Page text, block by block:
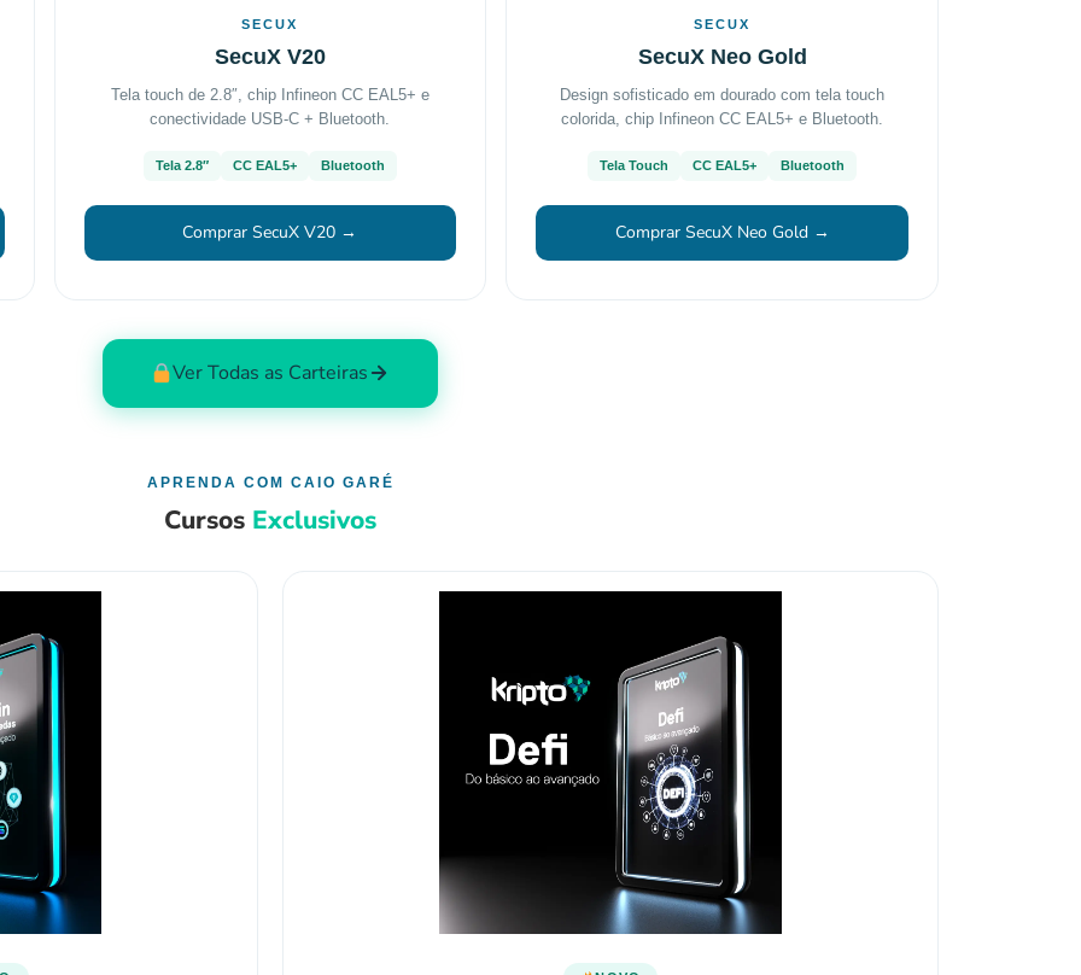
SECUX
SecuX V20
Tela touch de 2.8″, chip Infineon CC EAL5+ e
conectividade USB-C + Bluetooth.
Tela 2.8″ CC EAL5+ Bluetooth
Comprar SecuX V20 →
SECUX
SecuX Neo Gold
Design sofisticado em dourado com tela touch
colorida, chip Infineon CC EAL5+ e Bluetooth.
Tela Touch CC EAL5+ Bluetooth
Comprar SecuX Neo Gold →
Ver Todas as Carteiras
APRENDA COM CAIO GARÉ
Cursos Exclusivos